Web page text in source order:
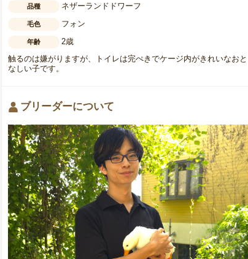
品種 ネザーランドドワーフ
毛色 フォン
年齢
2歳
触るのは嫌がりますが、トイレは完ぺきでケージ内がきれいなおと
なしい子です。
ブリーダーについて